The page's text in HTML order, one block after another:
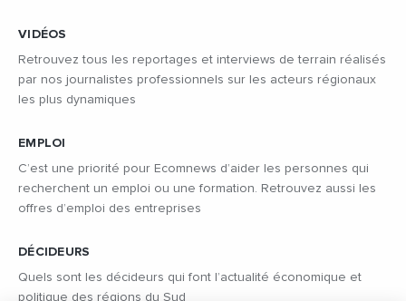
VIDÉOS
Retrouvez tous les reportages et interviews de terrain réalisés
par nos journalistes professionnels sur les acteurs régionaux
les plus dynamiques
EMPLOI
C’est une priorité pour Ecomnews d’aider les personnes qui
recherchent un emploi ou une formation. Retrouvez aussi les
offres d’emploi des entreprises
DÉCIDEURS
Quels sont les décideurs qui font l’actualité économique et
politique des régions du Sud